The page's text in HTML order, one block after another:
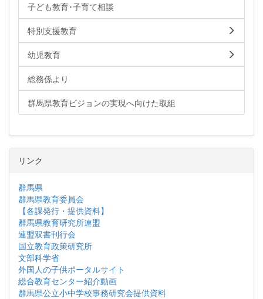
子ども教育･子育て相談
特別支援教育
幼児教育
総務係より
群馬県教育ビジョンの実現へ向けた取組
リンク
群馬県
群馬県教育委員会
【各課発行・提供資料】
群馬県教育研究所連盟
連盟双書刊行会
国立教育政策研究所
文部科学省
外国人の子供ポータルサイト
総合教育センター紹介動画
群馬県公立小中学校事務研究会提供資料